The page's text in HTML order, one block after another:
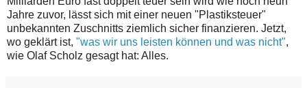
Jahre zuvor, lässt sich mit einer neuen "Plastiksteuer"
unbekannten Zuschnitts ziemlich sicher finanzieren. Jetzt,
wo geklärt ist, "was wir uns leisten können und was nicht",
wie Olaf Scholz gesagt hat: Alles.